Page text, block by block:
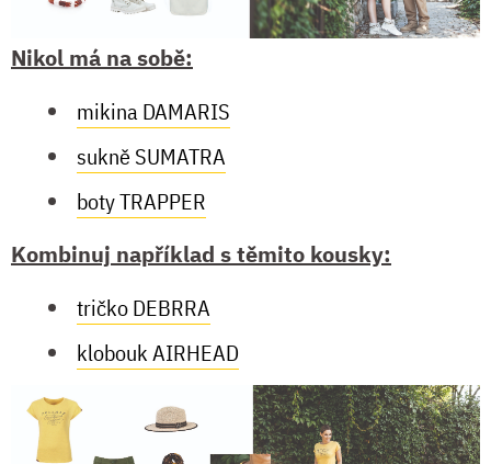
Nikol má na sobě:
mikina DAMARIS
sukně SUMATRA
boty TRAPPER
Kombinuj například s těmito kousky:
tričko DEBRRA
klobouk AIRHEAD